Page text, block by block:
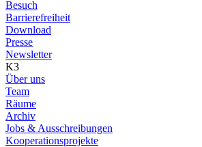
Besuch
Barrierefreiheit
Download
Presse
Newsletter
K3
Über uns
Team
Räume
Archiv
Jobs & Ausschreibungen
Kooperationsprojekte